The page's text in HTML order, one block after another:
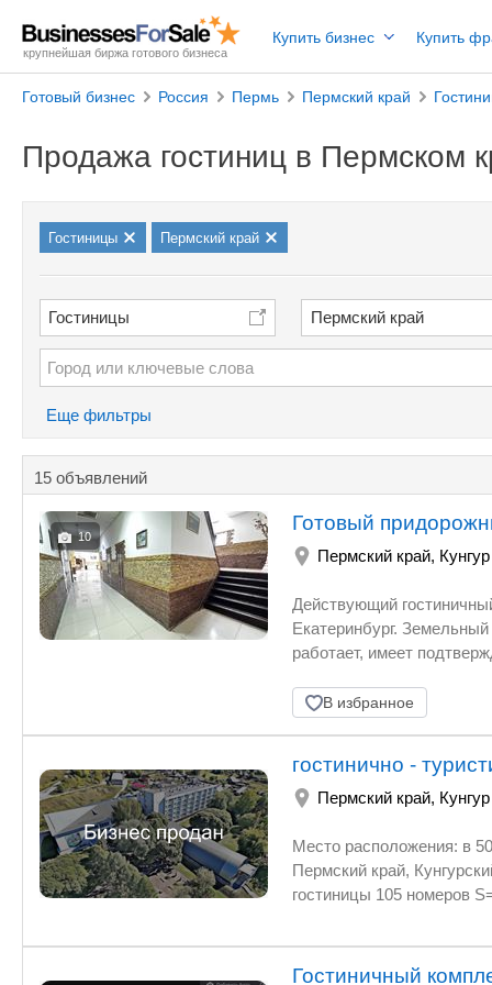
крупнейшая биржа готового бизнеса
Купить бизнес Купить
Готовый бизнес Россия Пермь Пермский край
Продажа гостиниц в Пермском
Гостиницы Пермский край
Гостиницы Пермский край
Еще фильтры
15 объявлений
10
Готовый
Пермский край, Кунгур
Действующий
Екатеринбург.
работает, имеет
собственности); ?
потоком; • земля и
отопление; •
отчетность предоставляются
связана с изменением
переездом в другой
В избранное
гостинично -
Пермский край, Кунгур
Место расположения: в 500
Пермский край, Кунгурский
гостиницы 105 номеров S=2565
Гостиничный